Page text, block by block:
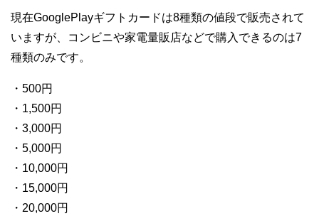
現在GooglePlayギフトカードは8種類の値段で販売されて
いますが、コンビニや家電量販店などで購入できるのは7
種類のみです。
・500円
・1,500円
・3,000円
・5,000円
・10,000円
・15,000円
・20,000円